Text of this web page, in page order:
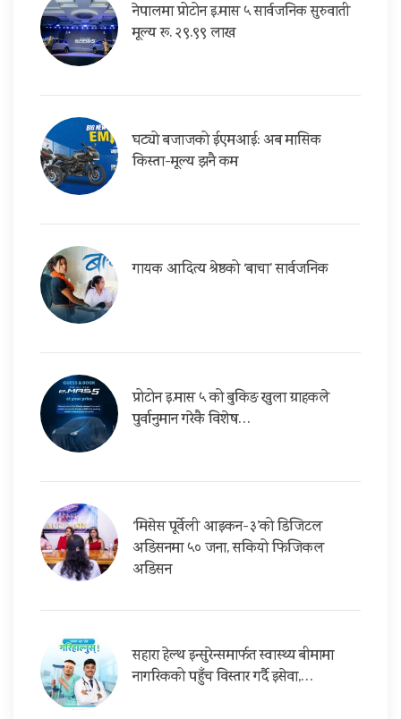
नेपालमा प्रोटोन इ.मास ५ सार्वजनिक सुरुवाती
मूल्य रू. २९.९९ लाख
घट्यो बजाजको ईएमआई: अब मासिक
किस्ता-मूल्य झनै कम
गायक आदित्य श्रेष्ठको ‘बाचा’ सार्वजनिक
प्रोटोन इ.मास ५ को बुकिङ खुला ग्राहकले
पुर्वानुमान गरेकै विशेष…
‘मिसेस पूर्वेली आइकन-३’को डिजिटल
अडिसनमा ५० जना, सकियो फिजिकल
अडिसन
सहारा हेल्थ इन्सुरेन्समार्फत स्वास्थ्य बीमामा
नागरिकको पहुँच विस्तार गर्दै इसेवा,…